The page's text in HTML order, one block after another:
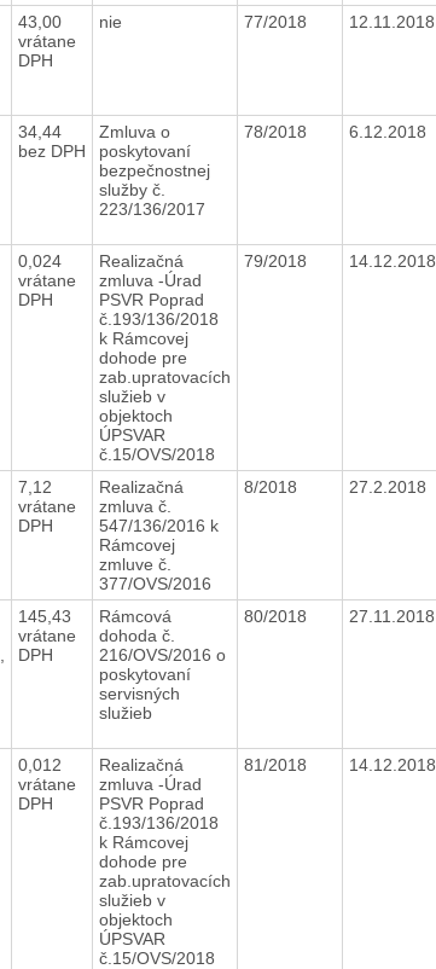
43,00
vrátane
DPH
nie 77/2018 12.11.2018
34,44
bez DPH
Zmluva o
poskytovaní
bezpečnostnej
služby č.
223/136/2017
78/2018 6.12.2018
0,024
vrátane
DPH
Realizačná
zmluva -Úrad
PSVR Poprad
č.193/136/2018
k Rámcovej
dohode pre
zab.upratovacích
služieb v
objektoch
ÚPSVAR
č.15/OVS/2018
79/2018 14.12.2018
7,12
vrátane
DPH
Realizačná
zmluva č.
547/136/2016 k
Rámcovej
zmluve č.
377/OVS/2016
8/2018 27.2.2018
145,43
vrátane
DPH
Rámcová
dohoda č.
216/OVS/2016 o
poskytovaní
servisných
služieb
80/2018 27.11.2018
0,012
vrátane
DPH
Realizačná
zmluva -Úrad
PSVR Poprad
č.193/136/2018
k Rámcovej
dohode pre
zab.upratovacích
služieb v
objektoch
ÚPSVAR
č.15/OVS/2018
81/2018 14.12.2018